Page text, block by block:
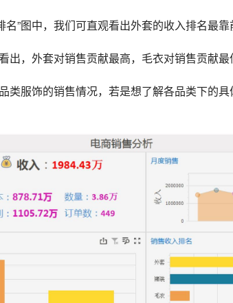
名”图中，我们可直观看出外套的收入排名最靠
出，外套对销售贡献最高，毛衣对销售贡献最
类服饰的销售情况，若是想了解各品类下的